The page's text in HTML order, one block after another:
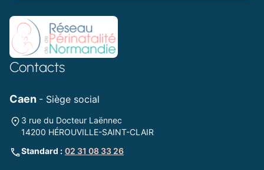
Contacts
Caen - Siège social
3 rue du Docteur Laënnec
14200 HÉROUVILLE-SAINT-CLAIR
Standard : 02 31 08 33 26